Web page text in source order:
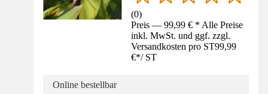
(0)
Preis — 99,99 € * Alle Preise
inkl. MwSt. und ggf. zzgl.
Versandkosten pro ST99,99
€*/ ST
Online bestellbar